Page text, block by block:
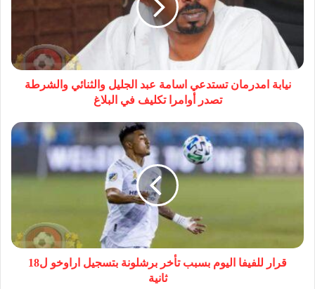
نيابة امدرمان تستدعي اسامة عبد الجليل والثنائي والشرطة
تصدر أوامرا تكليف في البلاغ
قرار للفيفا اليوم بسبب تأخر برشلونة بتسجيل اراوخو ل18
ثانية